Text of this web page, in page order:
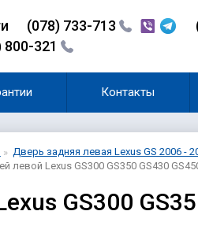
(078) 733-713
800-321
Контакты
Дверь задняя левая Lexus GS 2006 -
левой Lexus GS300 GS350 GS430
GS300